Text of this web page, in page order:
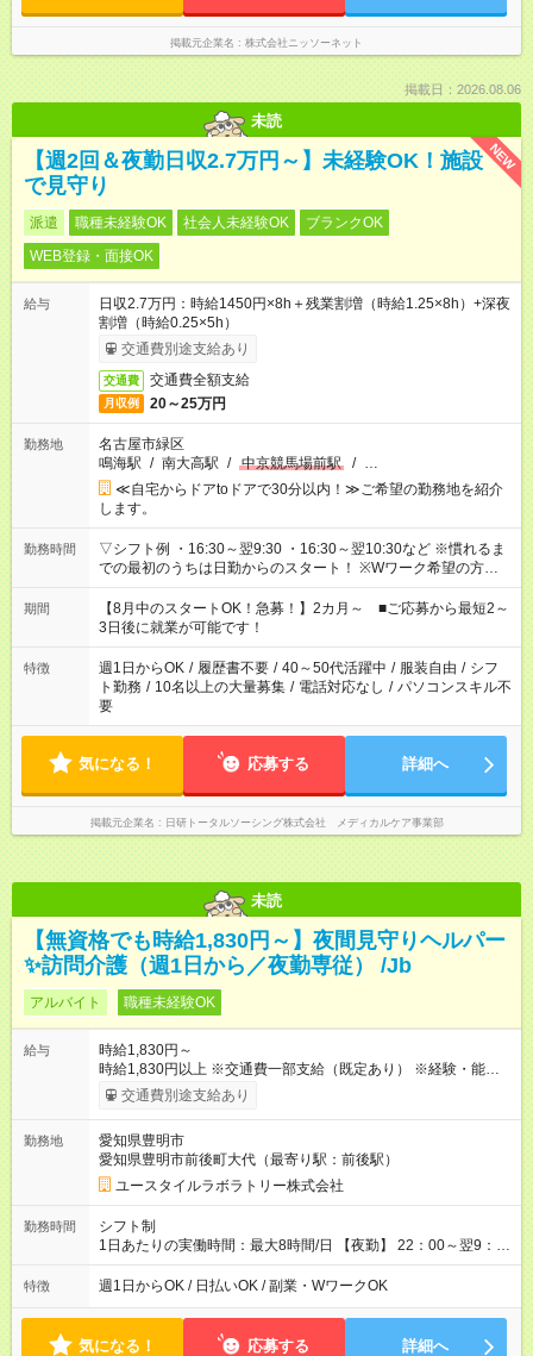
掲載元企業名 株式会社ニッソーネット
掲載日：2026.08.06
未読
NEW
【週2回＆夜勤日収2.7万円～】未経験OK！施設
で見守り
派遣 職種未経験OK 社会人未経験OK
ブランクOK
WEB登録・面接OK
給与
日収2.7万円：時給1450円×8h＋残業割増（時給1.25×8h）+深夜
割増（時給0.25×5h）
交通費別途支給あり
交通費 交通費全額支給
月収例 20～25万円
勤務地
名古屋市緑区
鳴海駅 / 南大高駅 / 中京競馬場前駅 / …
≪自宅からドアtoドアで30分以内！≫ご希望の勤務地を紹介
します。
勤務時間
▽シフト例 ・16:30～翌9:30 ・16:30～翌10:30など ※慣れるま
での最初のうちは日勤からのスタート！ ※Wワーク希望の方へ
今ご覧のお仕事で希望する勤務時間と、もう1つのお仕事の勤務
時間。 合計で週40時間を超える場合は応募できません。
期間
【8月中のスタートOK！急募！】2カ月～ ■ご応募から最短2～
3日後に就業が可能です！
特徴 週1日からOK / 履歴書不要 / 40～50代活躍中 / 服装自由 / シフ
ト勤務 / 10名以上の大量募集 / 電話対応なし / パソコンスキル不
要
気になる！ 応募する 詳細へ
掲載元企業名 日研トータルソーシング株式会社 メディカルケア事業部
未読
【無資格でも時給1,830円～】夜間見守りヘルパー
✨訪問介護（週1日から／夜勤専従） /Jb
アルバイト 職種未経験OK
給与
時給1,830円～
時給1,830円以上 ※交通費一部支給（既定あり） ※経験・能力を
考慮して決定します 【収入例】 週1回勤務の場合：1,830円×8時
間×4回=5万8,560円 週3回勤務の場合：1,830円×8時間×12回
月 ※ 雇用形態と給与に、本採用時と異なる部分があります。 雇
用形態：本採用時と同じです。 給与：時給 1,570円以上
交通費別途支給あり
勤務地
愛知県豊明市
愛知県豊明市前後町大代（最寄り駅：前後駅）
ユースタイルラボラトリー株式会社
勤務時間
シフト制
1日あたりの実働時間：最大8時間/日 【夜勤】 22：00～翌9：
00 ※週1日～OK ／ 夜勤専従 ＊＊ 勤務時間例 ＊＊ ■22時か
ら翌7時 ■23時から翌8時 ■24時から翌9時 など ※上記の時間
ます。 ※曜日固定（毎週同じ曜日での勤務となります）
特徴 週1日からOK / 日払いOK / 副業・WワークOK
気になる！ 応募する 詳細へ